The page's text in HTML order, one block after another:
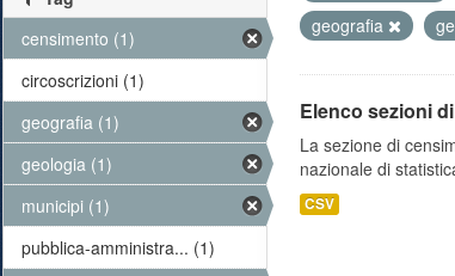
geografia
Elenco sezioni
La sezione di
nazionale di
CSV
censimento (1)
circoscrizioni (1)
geografia (1)
geologia (1)
municipi (1)
pubblica-amministra... (1)